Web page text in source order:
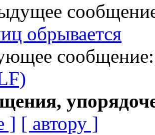
обрывается
] [ автору ]